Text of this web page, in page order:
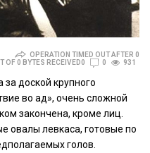
OPERATION TIMED OUT AFTER 0
OF 0 BYTES RECEIVED0
0 931
доской крупного
во ад», очень сложной
закончена, кроме лиц.
овалы левкаса, готовые по
голов.